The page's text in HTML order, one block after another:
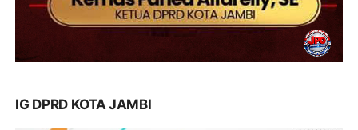
IG DPRD KOTA JAMBI